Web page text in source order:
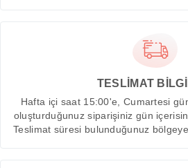
TESLİMAT
Hafta içi saat 15:00'e, Cumartesi
oluşturduğunuz siparişiniz gün
Teslimat süresi bulunduğunuz